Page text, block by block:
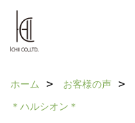
ホーム お客様の声
＊ハルシオン＊